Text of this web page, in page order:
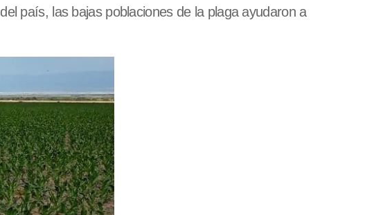
país, las bajas poblaciones de la plaga ayudaron a